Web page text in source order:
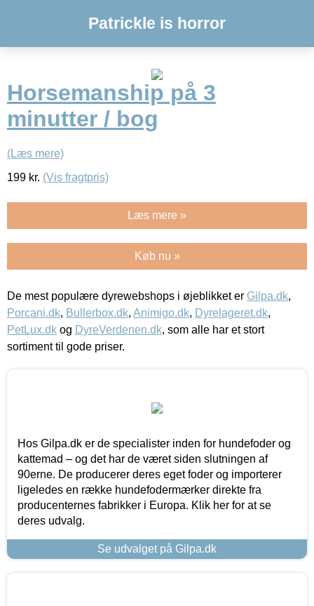
Patrickle is horror
Horsemanship på 3
minutter / bog
(Læs mere)
199 kr. (Vis fragtpris)
Læs mere »
Køb nu »
De mest populære dyrewebshops i øjeblikket er Gilpa.dk,
Porcani.dk, Bullerbox.dk, Animigo.dk, Dyrelageret.dk,
PetLux.dk og DyreVerdenen.dk, som alle har et stort
sortiment til gode priser.
Hos Gilpa.dk er de specialister inden for hundefoder og
kattemad – og det har de været siden slutningen af
90erne. De producerer deres eget foder og importerer
ligeledes en række hundefodermærker direkte fra
producenternes fabrikker i Europa. Klik her for at se
deres udvalg.
Se udvalget på Gilpa.dk